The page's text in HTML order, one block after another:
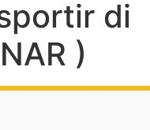
di
)